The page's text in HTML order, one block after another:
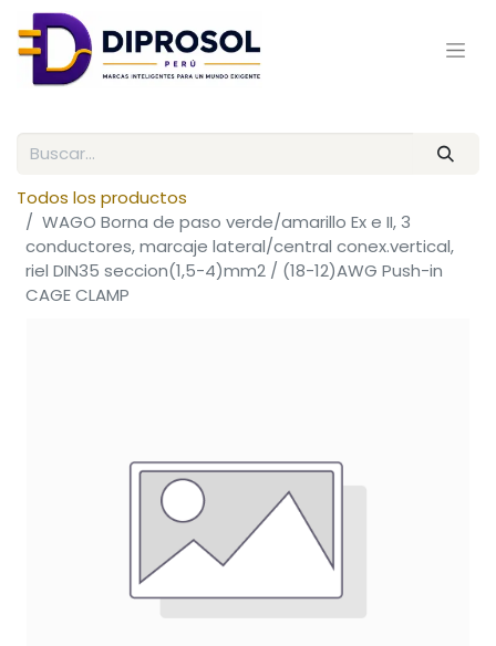
Todos los productos
WAGO Borna de paso verde/amarillo Ex e II, 3
conductores, marcaje lateral/central conex.vertical,
riel DIN35 seccion(1,5-4)mm2 / (18-12)AWG Push-in
CAGE CLAMP